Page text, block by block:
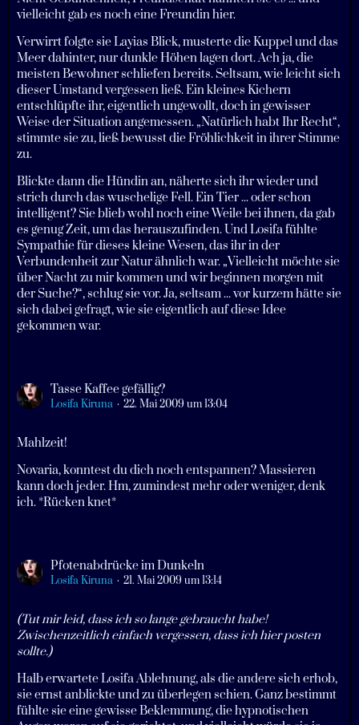
vielleicht gab es noch eine Freundin hier.
Verwirrt folgte sie Layias Blick, musterte die Kuppel und das
Meer dahinter, nur dunkle Höhen lagen dort. Ach ja, die
meisten Bewohner schliefen bereits. Seltsam, wie leicht sich
dieser Umstand vergessen ließ. Ein kleines Kichern
entschlüpfte ihr, eigentlich ungewollt, doch in gewisser
Weise der Situation angemessen. „Natürlich habt Ihr Recht“,
stimmte sie zu, ließ bewusst die Fröhlichkeit in ihrer Stimme
zu.
Blickte dann die Hündin an, näherte sich ihr wieder und
strich durch das wuschelige Fell. Ein Tier ... oder schon
intelligent? Sie blieb wohl noch eine Weile bei ihnen, da gab
es genug Zeit, um das herauszufinden. Und Losifa fühlte
Sympathie für dieses kleine Wesen, das ihr in der
Verbundenheit zur Natur ähnlich war. „Vielleicht möchte sie
über Nacht zu mir kommen und wir beginnen morgen mit
der Suche?“, schlug sie vor. Ja, seltsam ... vor kurzem hätte sie
sich dabei gefragt, wie sie eigentlich auf diese Idee
gekommen war.
Tasse Kaffee gefällig?
Losifa Kiruna 22. Mai 2009 um 13:04
Mahlzeit!
Novaria, konntest du dich noch entspannen? Massieren
kann doch jeder. Hm, zumindest mehr oder weniger, denk
ich. *Rücken knet*
Pfotenabdrücke im Dunkeln
Losifa Kiruna 21. Mai 2009 um 13:14
(Tut mir leid, dass ich so lange gebraucht habe!
Zwischenzeitlich einfach vergessen, dass ich hier posten
sollte.)
Halb erwartete Losifa Ablehnung, als die andere sich erhob,
sie ernst anblickte und zu überlegen schien. Ganz bestimmt
fühlte sie eine gewisse Beklemmung, die hypnotischen